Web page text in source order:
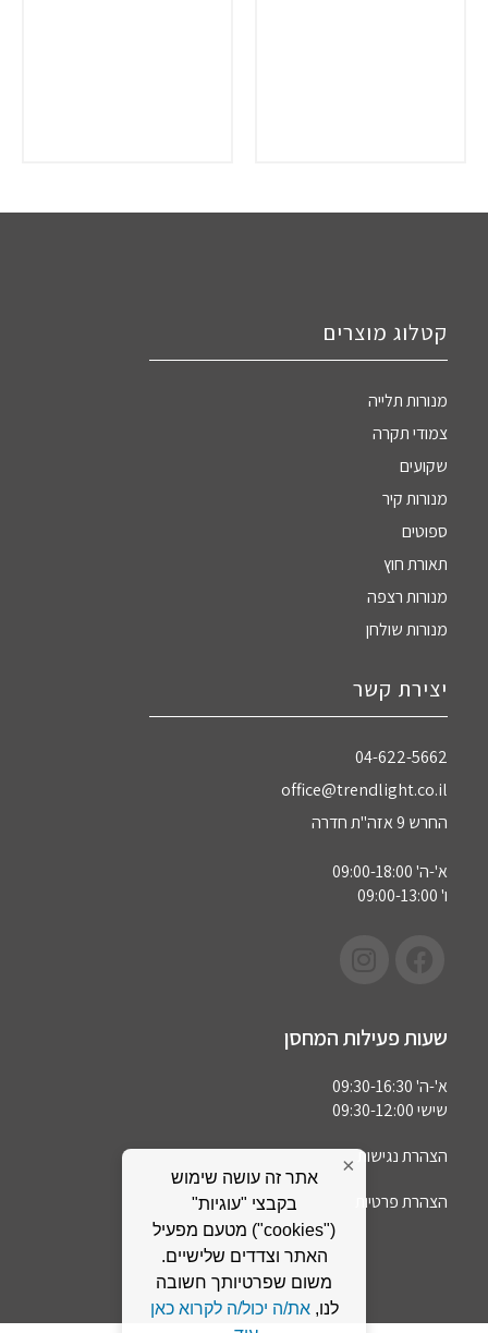
קטלוג מוצרים
מנורות תלייה
צמודי תקרה
שקועים
מנורות קיר
ספוטים
תאורת חוץ
מנורות רצפה
מנורות שולחן
יצירת קשר
04-622-5662‏
office@trendlight.co.il
החרש 9 אזה"ת חדרה
א'-ה' 09:00-18:00
ו' 09:00-13:00
שעות פעילות המחסן
א'-ה' 09:30-16:30
שישי 09:30-12:00
הצהרת נגישות
הצהרת פרטיות
×
אתר זה עושה שימוש
בקבצי "עוגיות"
("cookies") מטעם מפעיל
האתר וצדדים שלישיים.
משום שפרטיותך חשובה
לנו,את/ה יכול/ה לקרוא כאן